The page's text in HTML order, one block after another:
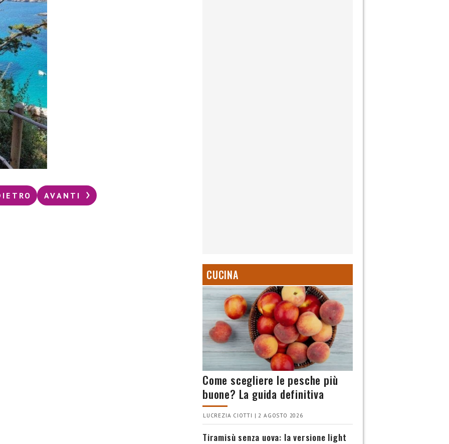
AVANTI
CUCINA
Come scegliere le pesche più
buone? La guida definitiva
LUCREZIA CIOTTI | 2 AGOSTO 2026
Tiramisù senza uova: la versione light